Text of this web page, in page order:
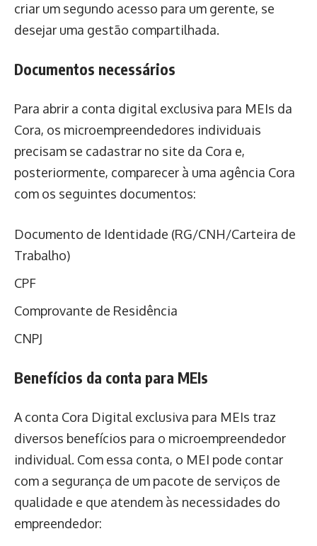
criar um segundo acesso para um gerente, se
desejar uma gestão compartilhada.
Documentos necessários
Para abrir a conta digital exclusiva para MEIs da
Cora, os microempreendedores individuais
precisam se cadastrar no site da Cora e,
posteriormente, comparecer à uma agência Cora
com os seguintes documentos:
Documento de Identidade (RG/CNH/Carteira de
Trabalho)
CPF
Comprovante de Residência
CNPJ
Benefícios da conta para MEIs
A conta Cora Digital exclusiva para MEIs traz
diversos benefícios para o microempreendedor
individual. Com essa conta, o MEI pode contar
com a segurança de um pacote de serviços de
qualidade e que atendem às necessidades do
empreendedor: